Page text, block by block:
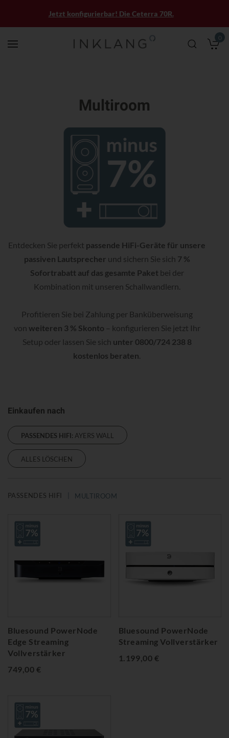
0
Jetzt konfigurierbar! Die Ceterra 70R.
Multiroom
Entdecken Sie perfekt passende HiFi-Geräte für unsere
passiven Lautsprecher und sichern Sie sich 7 %
Sofortrabatt auf das gesamte Paket bei der
Kombination mit unseren Schallwandlern.
Profitieren Sie bei Zahlung per Banküberweisung
von weiteren 3 % Skonto – konfigurieren Sie jetzt Ihr
Setup oder lassen Sie sich unter 0800/724 238 8
kostenlos beraten.
Einkaufen nach
PASSENDES HIFI: AYERS WALL
ALLES LÖSCHEN
PASSENDES HIFI MULTIROOM
Bluesound PowerNode
Edge Streaming
Vollverstärker
749,00 €
Bluesound PowerNode
Streaming Vollverstärker
1.199,00 €